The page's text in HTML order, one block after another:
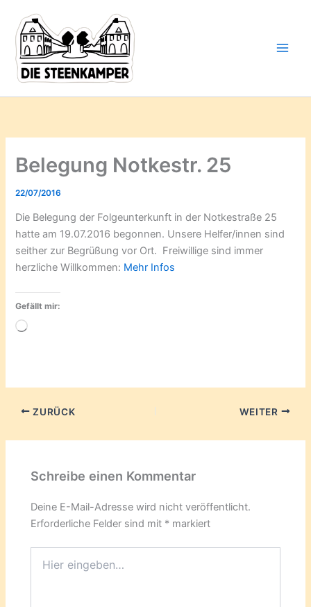
Inhalt
springen
Belegung Notkestr. 25
22/07/2016
Die Belegung der Folgeunterkunft in der Notkestraße 25
hatte am 19.07.2016 begonnen. Unsere Helfer/innen sind
seither zur Begrüßung vor Ort. Freiwillige sind immer
herzliche Willkommen: Mehr Infos
Gefällt mir:
Wird
ZURÜCK WEITER
Schreibe einen Kommentar
Deine E-Mail-Adresse wird nicht veröffentlicht.
Erforderliche Felder sind mit * markiert
eingeben…
deine
Mail-
Adresse
ein ...